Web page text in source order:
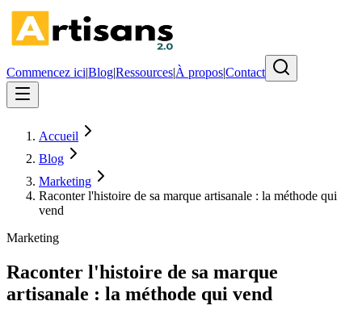
Commencez ici|Blog|Ressources|À propos|Contact
Accueil
Blog
Marketing
Raconter l'histoire de sa marque artisanale : la méthode qui
vend
Marketing
Raconter l'histoire de sa marque
artisanale : la méthode qui vend